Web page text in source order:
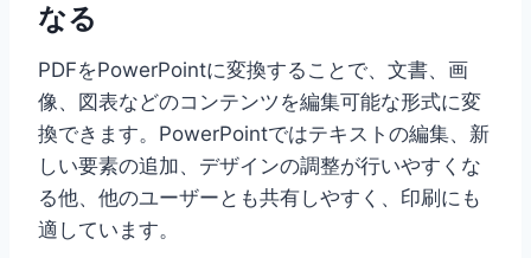
なる
PDFをPowerPointに変換することで、文書、画
像、図表などのコンテンツを編集可能な形式に変
換できます。PowerPointではテキストの編集、新
しい要素の追加、デザインの調整が行いやすくな
る他、他のユーザーとも共有しやすく、印刷にも
適しています。